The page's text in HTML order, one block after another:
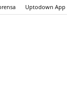
Uptodown App